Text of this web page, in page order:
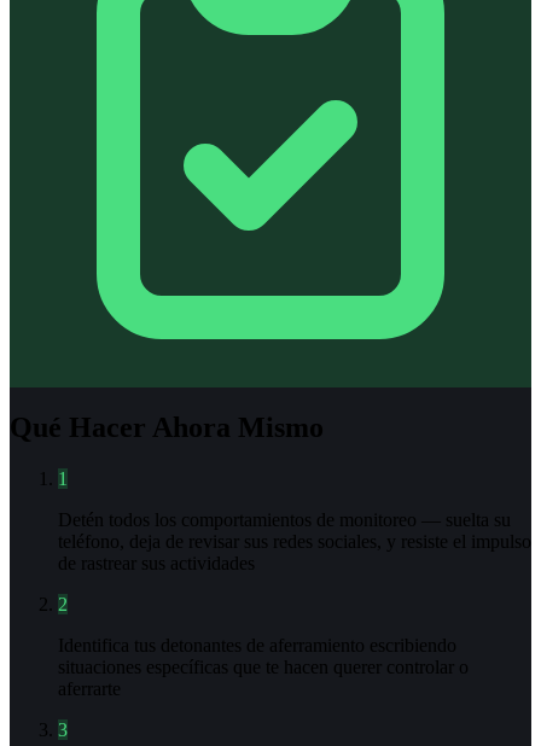
Qué Hacer Ahora Mismo
1
Detén todos los comportamientos de monitoreo — suelta su
teléfono, deja de revisar sus redes sociales, y resiste el impulso
de rastrear sus actividades
2
Identifica tus detonantes de aferramiento escribiendo
situaciones específicas que te hacen querer controlar o
aferrarte
3